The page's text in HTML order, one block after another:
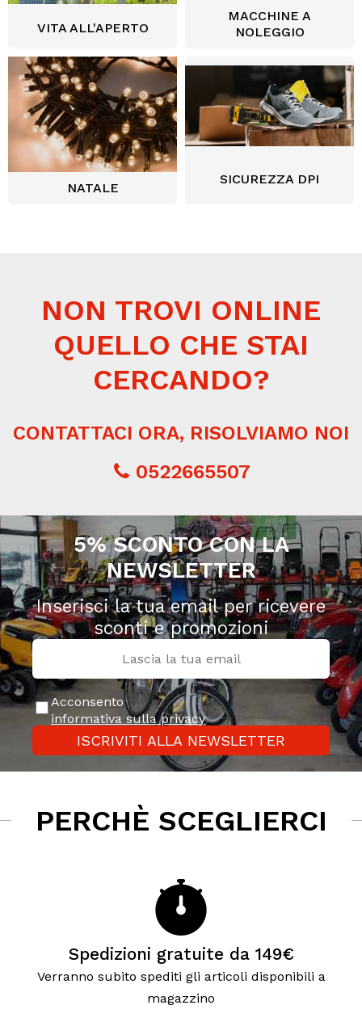
VITA ALL'APERTO
MACCHINE A
NOLEGGIO
NATALE
SICUREZZA DPI
NON TROVI ONLINE
QUELLO CHE STAI
CERCANDO?
CONTATTACI ORA, RISOLVIAMO NOI
0522665507
5% SCONTO CON LA
NEWSLETTER
Inserisci la tua email per ricevere
sconti e promozioni
Acconsento
informativa sulla privacy
ISCRIVITI ALLA NEWSLETTER
PERCHÈ SCEGLIERCI
Spedizioni gratuite da 149€
Verranno subito spediti gli articoli disponibili a
magazzino